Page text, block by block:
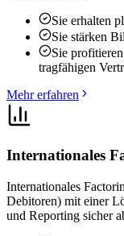
Sie erhalten
Sie stärken
Sie
tragfähigen
Mehr erfahren
Internationales
Internationales
Debitoren) mit einer
und Reporting sicher